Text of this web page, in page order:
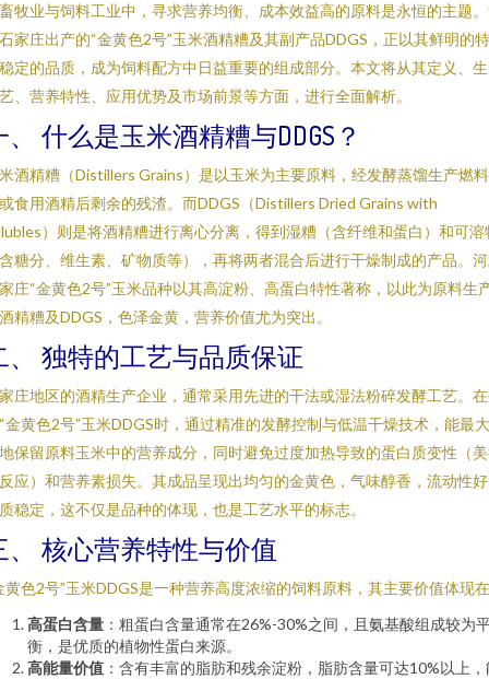
牧业与饲料工业中，寻求营养均衡、成本效益高的原料是永恒的主题
家庄出产的“金黄色2号”玉米酒精糟及其副产品DDGS，正以其鲜明的
定的品质，成为饲料配方中日益重要的组成部分。本文将从其定义、
、营养特性、应用优势及市场前景等方面，进行全面解析。
、 什么是玉米酒精糟与DDGS？
酒精糟（Distillers Grains）是以玉米为主要原料，经发酵蒸馏生产燃
食用酒精后剩余的残渣。而DDGS（Distillers Dried Grains with
）则是将酒精糟进行离心分离，得到湿糟（含纤维和蛋白）和可溶
糖分、维生素、矿物质等），再将两者混合后进行干燥制成的产品。
庄“金黄色2号”玉米品种以其高淀粉、高蛋白特性著称，以此为原料生
精糟及DDGS，色泽金黄，营养价值尤为突出。
、 独特的工艺与品质保证
庄地区的酒精生产企业，通常采用先进的干法或湿法粉碎发酵工艺。
金黄色2号”玉米DDGS时，通过精准的发酵控制与低温干燥技术，能最
保留原料玉米中的营养成分，同时避免过度加热导致的蛋白质变性（
应）和营养素损失。其成品呈现出均匀的金黄色，气味醇香，流动性
稳定，这不仅是品种的体现，也是工艺水平的标志。
、 核心营养特性与价值
黄色2号”玉米DDGS是一种营养高度浓缩的饲料原料，其主要价值体现
高蛋白含量 ：粗蛋白含量通常在26%-30%之间，且氨基酸组成较为
衡，是优质的植物性蛋白来源。
高能量价值 ：含有丰富的脂肪和残余淀粉，脂肪含量可达10%以上，